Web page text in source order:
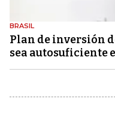
BRASIL
Plan de inversión
sea autosuficiente